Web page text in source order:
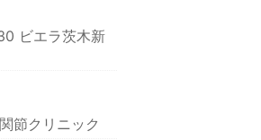
ビエラ茨木新
節クリニック